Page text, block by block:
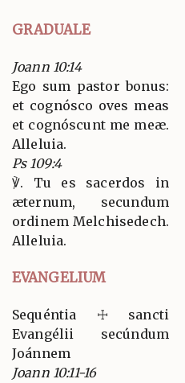
GRADUALE
Joann 10:14
Ego sum pastor bonus:
et cognósco oves meas
et cognóscunt me meæ.
Alleluia.
Ps 109:4
℣. Tu es sacerdos in
æternum, secundum
ordinem Melchisedech.
Alleluia.
EVANGELIUM
Sequéntia ☩ sancti
Evangélii secúndum
Joánnem
Joann 10:11-16